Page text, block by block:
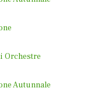
Orchestre
Autunnale